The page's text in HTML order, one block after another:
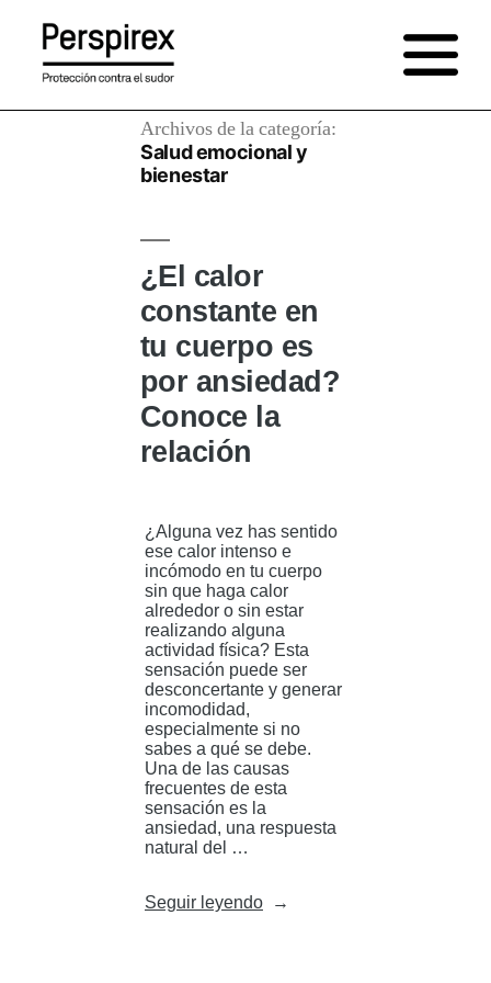
contenido
Archivos de la categoría:
Salud emocional y
bienestar
¿El calor
constante en
tu cuerpo es
por ansiedad?
Conoce la
relación
¿Alguna vez has sentido
ese calor intenso e
incómodo en tu cuerpo
sin que haga calor
alrededor o sin estar
realizando alguna
actividad física? Esta
sensación puede ser
desconcertante y generar
incomodidad,
especialmente si no
sabes a qué se debe.
Una de las causas
frecuentes de esta
sensación es la
ansiedad, una respuesta
natural del …
Seguir leyendo«¿El